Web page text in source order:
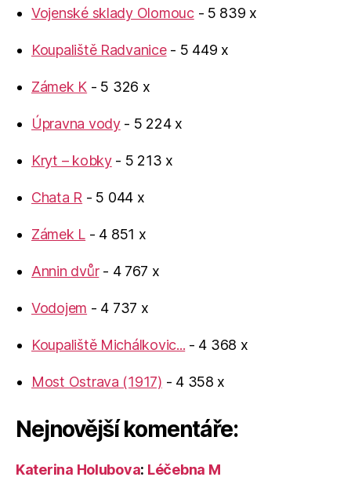
Vojenské sklady Olomouc- 5 839 x
Koupaliště Radvanice- 5 449 x
Zámek K - 5 326 x
Úpravna vody- 5 224 x
Kryt – kobky- 5 213 x
Chata R - 5 044 x
Zámek L - 4 851 x
Annin dvůr- 4 767 x
Vodojem - 4 737 x
Koupaliště Michálkovic... - 4 368 x
Most Ostrava (1917) - 4 358 x
Nejnovější komentáře:
Katerina Holubova: Léčebna M